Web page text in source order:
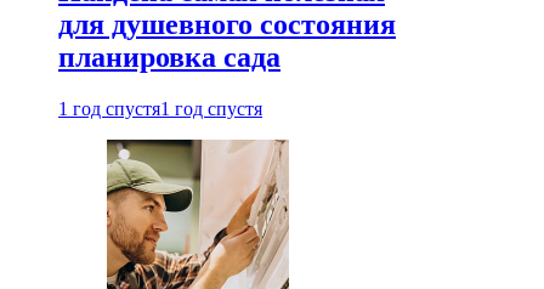
для душевного состояния
планировка сада
1 год спустя1 год спустя